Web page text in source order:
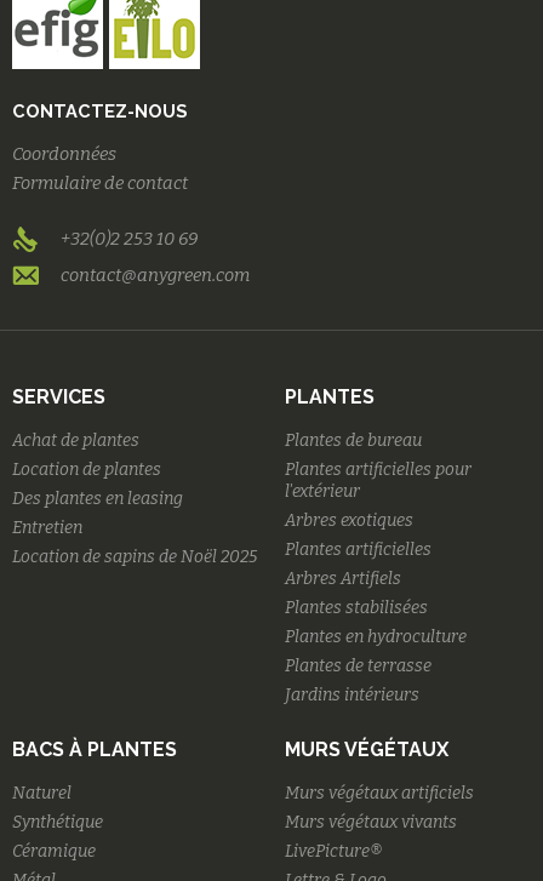
CONTACTEZ-NOUS
Coordonnées
Formulaire de contact
+32(0)2 253 10 69
contact@anygreen.com
SERVICES
Achat de plantes
Location de plantes
Des plantes en leasing
Entretien
Location de sapins de Noël 2025
PLANTES
Plantes de bureau
Plantes artificielles pour
l'extérieur
Arbres exotiques
Plantes artificielles
Arbres Artifiels
Plantes stabilisées
Plantes en hydroculture
Plantes de terrasse
Jardins intérieurs
BACS À PLANTES
Naturel
Synthétique
Céramique
MURS VÉGÉTAUX
Murs végétaux artificiels
Murs végétaux vivants
LivePicture®